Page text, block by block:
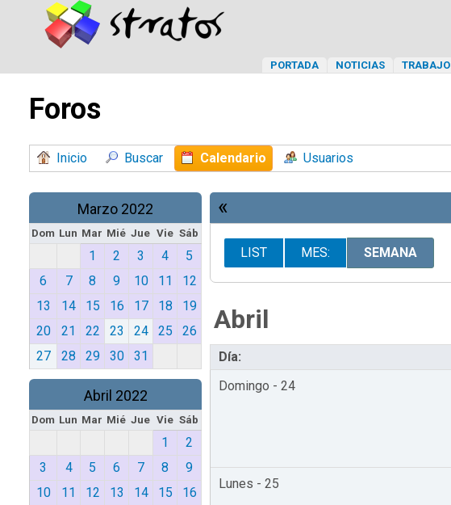
PORTADA NOTICIAS TRABAJO
Foros
Inicio Buscar Calendario Usuarios
Marzo 2022
Dom Lun Mar Mié Jue Vie Sáb
1 2 3 4
5
6
7 8 9 10 11
12
13
14 15 16 17 18
19
20
21 22 23 24 25
26
27
28 29 30 31
Abril 2022
Dom Lun Mar Mié Jue Vie Sáb
1
2
3
4 5 6 7 8
9
10
11 12 13 14 15
16
«
LIST MES: SEMANA
Abril
Día:
Domingo - 24
Lunes - 25